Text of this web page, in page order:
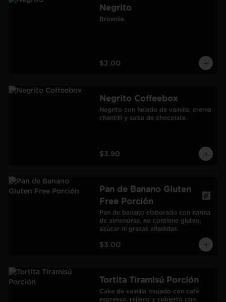
Negrito
Brownie.
$2.00
Negrito Coffeebox
Negrito con helado de vainilla, crema
chantillí y salsa de chocolate.
$3.90
Pan de Banano Gluten
Free Porción
Pan de banano elaborado con harina
de almendras, no contiene gluten,
azúcar ni grasas añadidas.
$3.00
Tortita Tiramisú Porción
Cake de vainilla mojado con café
espresso, relleno y cubierto con